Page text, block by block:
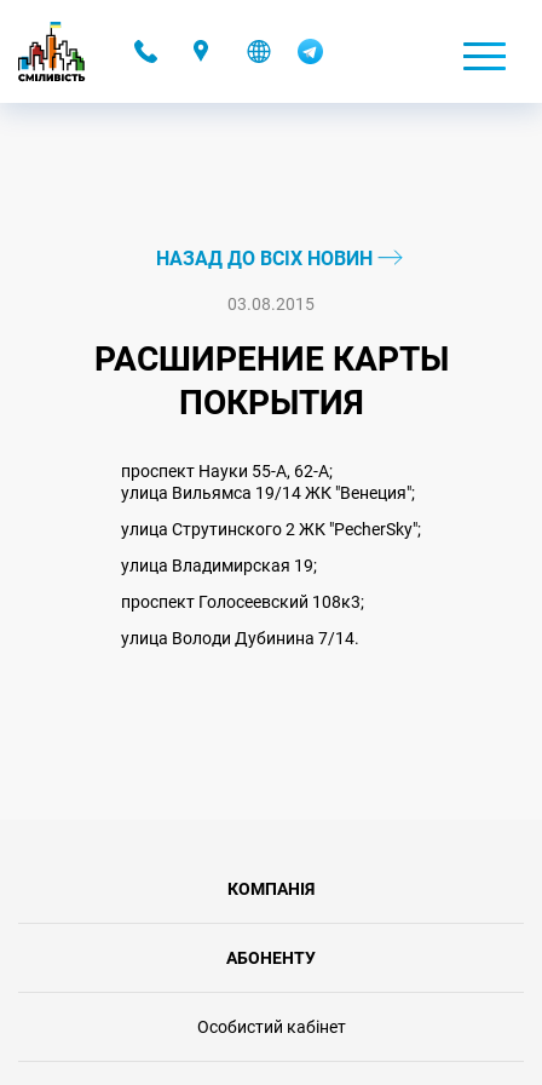
НАЗАД ДО ВСІХ НОВИН
03.08.2015
РАСШИРЕНИЕ КАРТЫ
ПОКРЫТИЯ
проспект Науки 55-А, 62-А;
улица Вильямса 19/14 ЖК "Венеция";
улица Струтинского 2 ЖК "PecherSky";
улица Владимирская 19;
проспект Голосеевский 108к3;
улица Володи Дубинина 7/14.
КОМПАНІЯ
АБОНЕНТУ
Особистий кабінет